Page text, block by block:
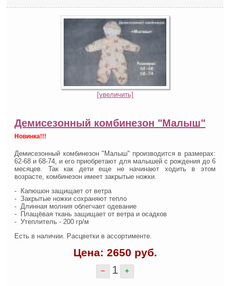
[увеличить]
Демисезонный комбинезон "Малыш"
Новинка!!!
Демисезонный комбинезон "Малыш" производится в размерах:
62-68 и 68-74, и его приобретают для малышей с рождения до 6
месяцев. Так как дети еще не начинают ходить в этом
возрасте, комбинезон имеет закрытые ножки.
- Капюшон защищает от ветра
- Закрытые ножки сохраняют тепло
- Длинная молния облегчает одевание
- Плащёвая ткань защищает от ветра и осадков
- Утеплитель - 200 гр/м
Есть в наличии. Расцветки в ассортименте.
Цена: 2650 руб.
− 1 +